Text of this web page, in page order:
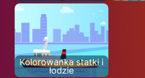
Kolorowanka statki i
łodzie